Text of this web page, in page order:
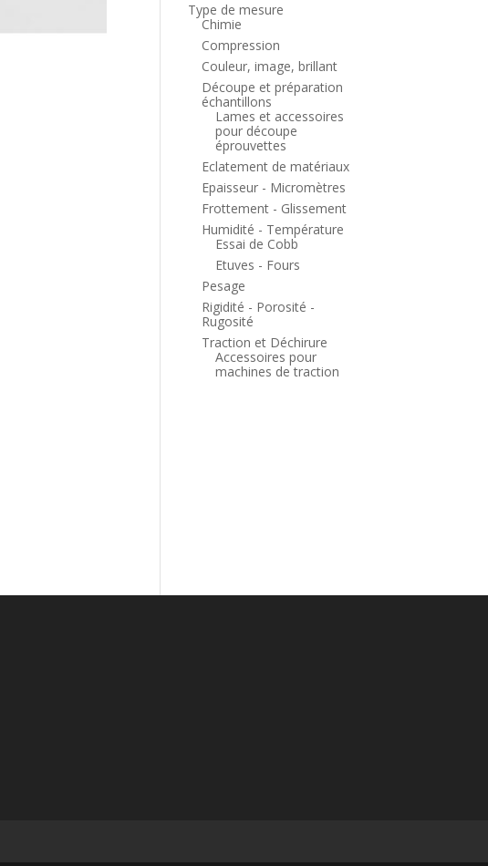
Type de mesure
Chimie
Compression
Couleur, image, brillant
Découpe et préparation
échantillons
Lames et accessoires
pour découpe
éprouvettes
Eclatement de matériaux
Epaisseur - Micromètres
Frottement - Glissement
Humidité - Température
Essai de Cobb
Etuves - Fours
Pesage
Rigidité - Porosité -
Rugosité
Traction et Déchirure
Accessoires pour
machines de traction